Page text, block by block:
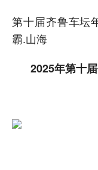
第十届齐鲁车坛
霸.山海
2025年第十